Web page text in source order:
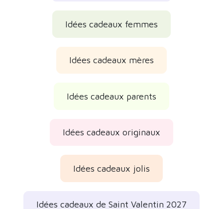
Idées cadeaux femmes
Idées cadeaux mères
Idées cadeaux parents
Idées cadeaux originaux
Idées cadeaux jolis
Idées cadeaux de Saint Valentin 2027